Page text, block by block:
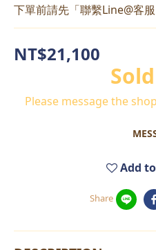
下單前請先「聯繫Line@客服
NT$21,100
Please message the
Add
Share